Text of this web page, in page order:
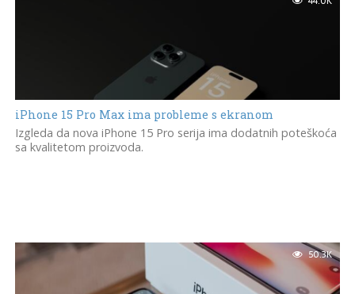
iPhone 15 Pro Max ima probleme s ekranom
Izgleda da nova iPhone 15 Pro serija ima dodatnih poteškoća
sa kvalitetom proizvoda.
50.3K